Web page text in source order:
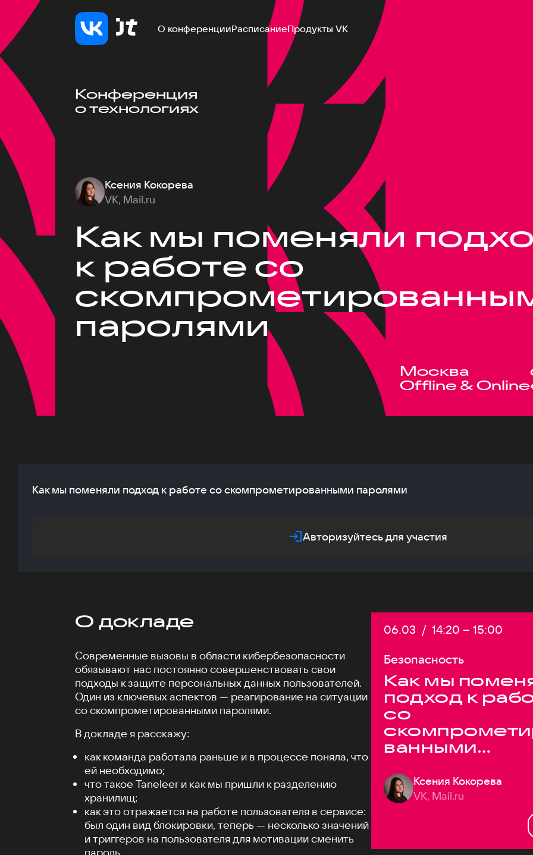
О конференцииРасписаниеПродукты VK
Конференция
о технологиях
Ксения Кокорева
VK, Mail.ru
Как мы поменяли
к работе со
паролями
Москва
Offline & Online
Как мы поменяли подход к работе со скомпрометированными паролями
Авторизуйтесь для участия
О докладе
Современные вызовы в области кибербезопасности
обязывают нас постоянно совершенствовать свои
подходы к защите персональных данных пользователей.
Один из ключевых аспектов — реагирование на ситуации
со скомпрометированными паролями.
В докладе я расскажу:
как команда работала раньше и в процессе поняла, что
ей необходимо;
что такое Taneleer и как мы пришли к разделению
хранилищ;
как это отражается на работе пользователя в сервисе:
был один вид блокировки, теперь — несколько значений
и триггеров на пользователя для мотивации сменить
Дата:
06.03 / Начало:
14:20 – Конец:
15:00
Безопасность
Как мы
подход к
со
ванными
Ксения Кокорева
VK, Mail.ru